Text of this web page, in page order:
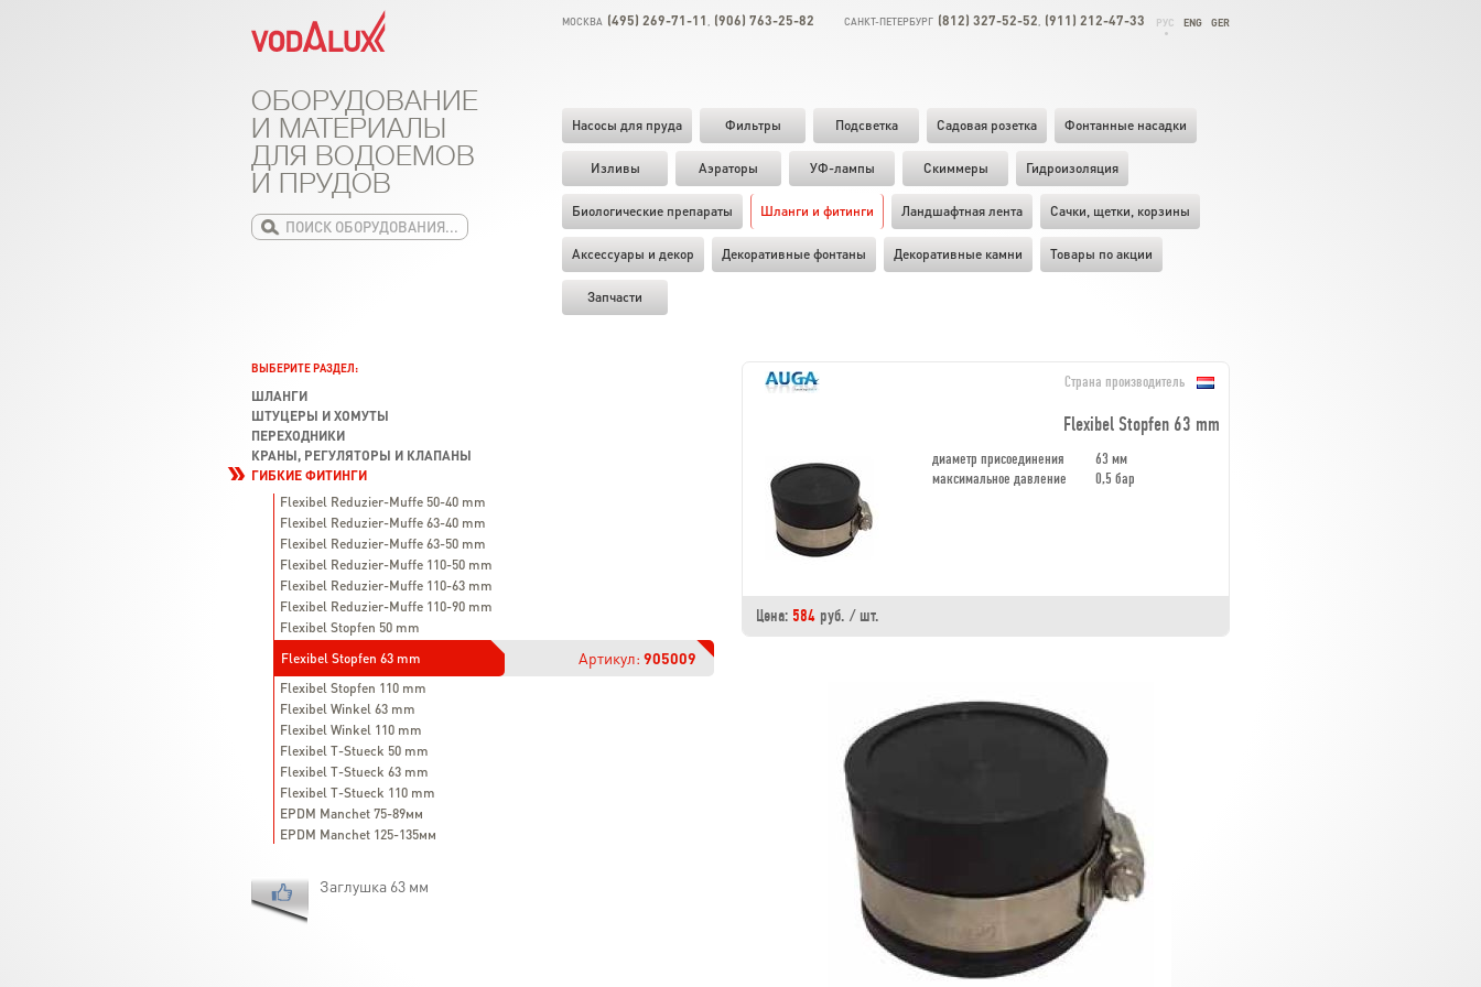
МОСКВА (495) 269-71-11 (906) 763-25-82 САНКТ-ПЕТЕРБУРГ (812) 327-52-52 (911) 212-47-33 РУС ENG GER
Насосы для пруда Фильтры Подсветка Садовая розетка Фонтанные насадки
Изливы Аэраторы УФ-лампы Скиммеры Гидроизоляция
Биологические препараты Шланги и фитинги Ландшафтная лента Cачки, щетки, корзины
Аксессуары и декор Декоративные фонтаны Декоративные камни Товары по акции
Запчасти
ОБОРУДОВАНИЕ
И МАТЕРИАЛЫ
ДЛЯ ВОДОЕМОВ
И ПРУДОВ
Страна производитель
Flexibel Stopfen 63 mm
диаметр присоединения
63 мм
максимальное давление
0,5 бар
Цена: 584 руб. / шт.
ВЫБЕРИТЕ РАЗДЕЛ:
ШЛАНГИ
ШТУЦЕРЫ И ХОМУТЫ
ПЕРЕХОДНИКИ
КРАНЫ, РЕГУЛЯТОРЫ И КЛАПАНЫ
ГИБКИЕ ФИТИНГИ
Flexibel Reduzier-Muffe 50-40 mm
Flexibel Reduzier-Muffe 63-40 mm
Flexibel Reduzier-Muffe 63-50 mm
Flexibel Reduzier-Muffe 110-50 mm
Flexibel Reduzier-Muffe 110-63 mm
Flexibel Reduzier-Muffe 110-90 mm
Flexibel Stopfen 50 mm
Flexibel Stopfen 63 mm
Артикул: 905009
Flexibel Stopfen 110 mm
Flexibel Winkel 63 mm
Flexibel Winkel 110 mm
Flexibel T-Stueck 50 mm
Flexibel T-Stueck 63 mm
Flexibel T-Stueck 110 mm
EPDM Manchet 75-89мм
EPDM Manchet 125-135мм
Заглушка 63 мм